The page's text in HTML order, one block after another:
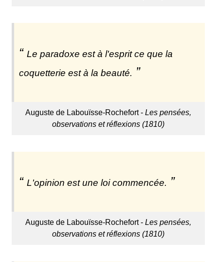
Le paradoxe est à l'esprit ce que la
coquetterie est à la beauté.
Auguste de Labouïsse-Rochefort - Les pensées,
observations et réflexions (1810)
L'opinion est une loi commencée.
Auguste de Labouïsse-Rochefort - Les pensées,
observations et réflexions (1810)